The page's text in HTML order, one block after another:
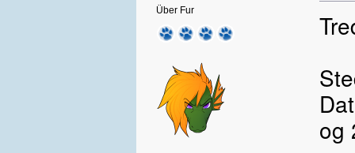
Über Fur
og